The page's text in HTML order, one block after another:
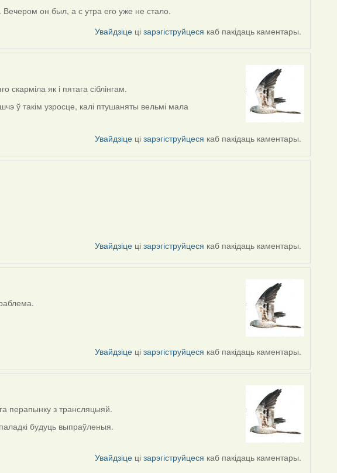
он был, а с утра его уже не стало.
Увайдзіце цізарэгіструйцеся каб пакідаць каментары.
як і пятага сіблінгам.
ў такім узросце, калі птушаняты вельмі мала
Увайдзіце цізарэгіструйцеся каб пакідаць каментары.
Увайдзіце цізарэгіструйцеся каб пакідаць каментары.
Увайдзіце цізарэгіструйцеся каб пакідаць каментары.
перапынку з трансляцыяй.
будуць выпраўленыя.
Увайдзіце цізарэгіструйцеся каб пакідаць каментары.